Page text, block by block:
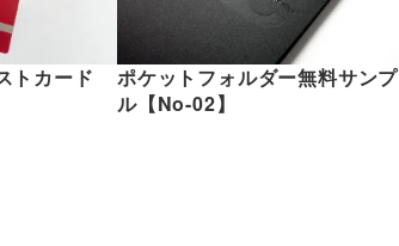
トカード
ポケットフォルダー無料サンプ
ル【No-02】